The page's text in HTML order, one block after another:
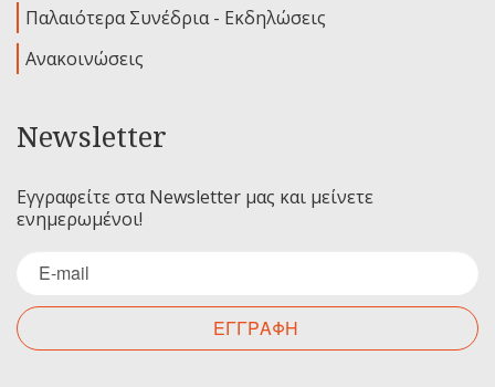
Παλαιότερα Συνέδρια - Εκδηλώσεις
Ανακοινώσεις
Newsletter
Εγγραφείτε στα Newsletter μας και μείνετε
ενημερωμένοι!
ΕΓΓΡΑΦΗ